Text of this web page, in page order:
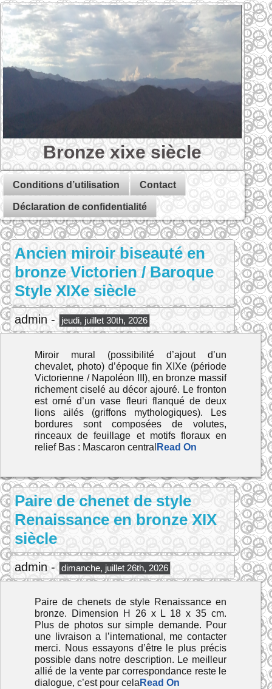
Bronze xixe siècle
Conditions d’utilisation Contact
Déclaration de confidentialité
Ancien miroir biseauté en
bronze Victorien / Baroque
Style XIXe siècle
admin - jeudi, juillet 30th, 2026
Miroir mural (possibilité d’ajout d’un
chevalet, photo) d’époque fin XIXe (période
Victorienne / Napoléon III), en bronze massif
richement ciselé au décor ajouré. Le fronton
est orné d’un vase fleuri flanqué de deux
lions ailés (griffons mythologiques). Les
bordures sont composées de volutes,
rinceaux de feuillage et motifs floraux en
relief Bas : Mascaron central Read On
Paire de chenet de style
Renaissance en bronze XIX
siècle
admin - dimanche, juillet 26th, 2026
Paire de chenets de style Renaissance en
bronze. Dimension H 26 x L 18 x 35 cm.
Plus de photos sur simple demande. Pour
une livraison a l’international, me contacter
merci. Nous essayons d’être le plus précis
possible dans notre description. Le meilleur
allié de la vente par correspondance reste le
dialogue, c’est pour cela Read On